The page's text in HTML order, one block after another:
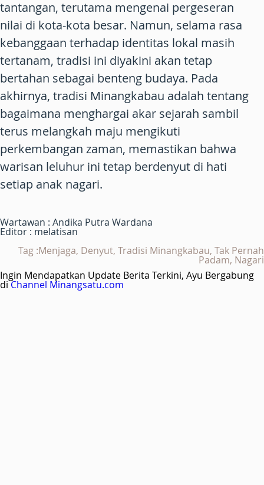
tantangan, terutama mengenai pergeseran
nilai di kota-kota besar. Namun, selama rasa
kebanggaan terhadap identitas lokal masih
tertanam, tradisi ini diyakini akan tetap
bertahan sebagai benteng budaya. Pada
akhirnya, tradisi Minangkabau adalah tentang
bagaimana menghargai akar sejarah sambil
terus melangkah maju mengikuti
perkembangan zaman, memastikan bahwa
warisan leluhur ini tetap berdenyut di hati
setiap anak nagari.
Wartawan : Andika Putra Wardana
Editor : melatisan
Tag :Menjaga, Denyut, Tradisi Minangkabau, Tak Pernah
Padam, Nagari
Ingin Mendapatkan Update Berita Terkini, Ayu Bergabung
diChannel Minangsatu.com